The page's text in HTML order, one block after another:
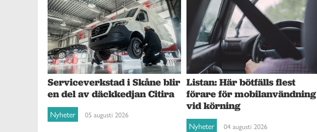
Serviceverkstad i Skåne blir
en del av däckkedjan Citira
Nyheter 05 augusti 2026
Listan: Här bötfälls flest
förare för mobilanvändning
vid körning
Nyheter 04 augusti 2026